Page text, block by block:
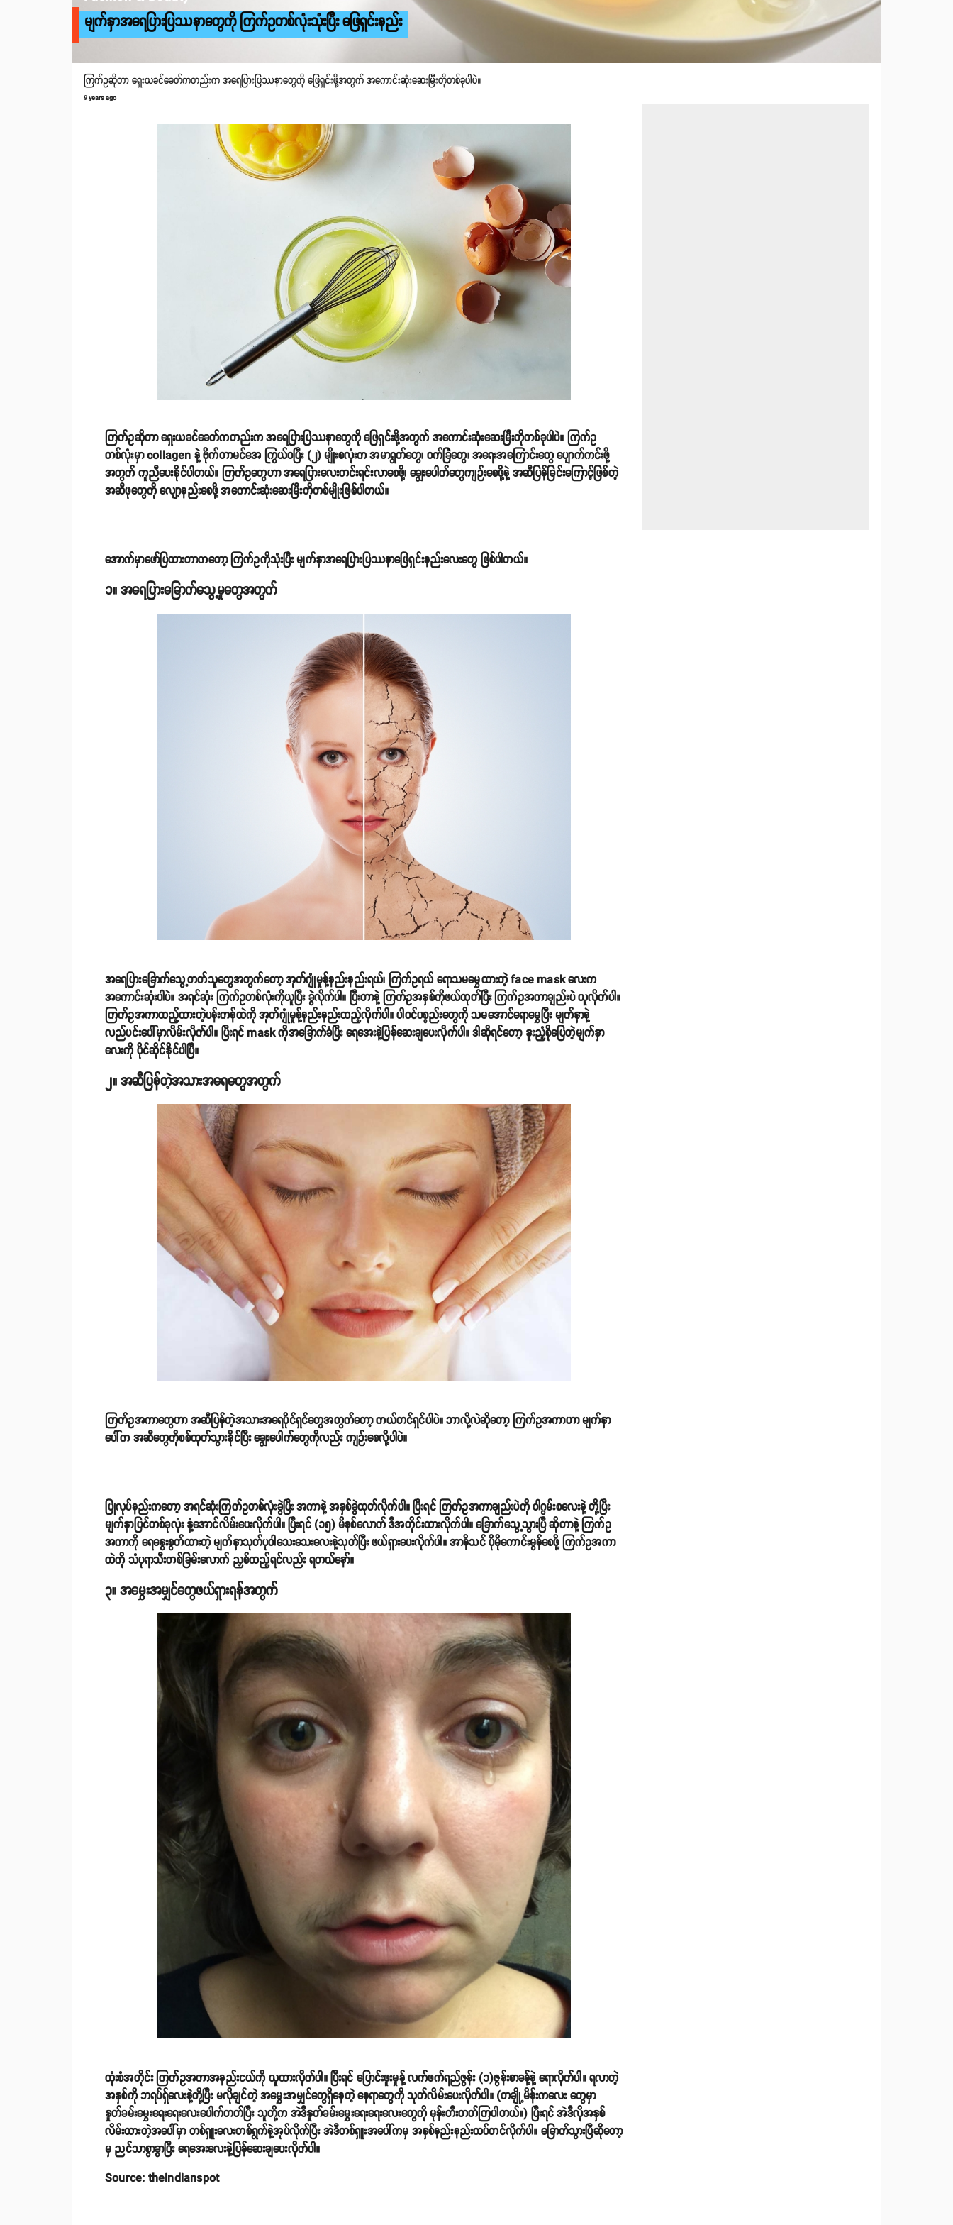
မျက်နှာအရေပြားပြဿနာတွေကို ကြက်ဥတစ်လုံးသုံးပြီး ဖြေရှင်းနည်း
ကြက်ဥဆိုတာ ရှေးယခင်ခေတ်ကတည်းက အရေပြားပြဿနာတွေကို ဖြေရှင်းဖို့အတွက် အကောင်းဆုံးဆေးမြီးတိုတစ်ခုပါပဲ။
9 years ago
ကြက်ဥဆိုတာ ရှေးယခင်ခေတ်ကတည်းက အရေပြားပြဿနာတွေကို ဖြေရှင်းဖို့အတွက် အကောင်းဆုံးဆေးမြီးတိုတစ်ခုပါပဲ။ ကြက်ဥ
တစ်လုံးမှာ collagen နဲ့ ဗိုက်တာမင်အေ ကြွယ်ဝပြီး (၂) မျိုးစလုံးက အမာရွတ်တွေ၊ ဝက်ခြံတွေ၊ အရေးအကြောင်းတွေ ပျောက်ကင်းဖို့
အတွက် ကူညီပေးနိုင်ပါတယ်။ ကြက်ဥတွေဟာ အရေပြားလေးတင်းရင်းလာစေဖို့၊ ချွေးပေါက်တွေကျဉ်းစေဖို့နဲ့ အဆီပြန်ခြင်းကြောင့်ဖြစ်တဲ့
အဆီဖုတွေကို လျော့နည်းစေဖို့ အကောင်းဆုံးဆေးမြီးတိုတစ်မျိုးဖြစ်ပါတယ်။
အောက်မှာဖော်ပြထားတာကတော့ ကြက်ဥကိုသုံးပြီး မျက်နှာအရေပြားပြဿနာဖြေရှင်းနည်းလေးတွေ ဖြစ်ပါတယ်။
၁။ အရေပြားခြောက်သွေ့မှုတွေအတွက်
အရေပြားခြောက်သွေ့တတ်သူတွေအတွက်တော့ အုတ်ဂျုံမှုန့်နည်းနည်းရယ်၊ ကြက်ဥရယ် ရောသမမွှေထားတဲ့ face mask လေးက
အကောင်းဆုံးပါပဲ။ အရင်ဆုံး ကြက်ဥတစ်လုံးကိုယူပြီး ခွဲလိုက်ပါ။ ပြီးတာနဲ့ ကြက်ဥအနှစ်ကိုဖယ်ထုတ်ပြီး ကြက်ဥအကာချည်းပဲ ယူလိုက်ပါ။
ကြက်ဥအကာထည့်ထားတဲ့ပန်းကန်ထဲကို အုတ်ဂျုံမှုန့်နည်းနည်းထည့်လိုက်ပါ။ ပါဝင်ပစ္စည်းတွေကို သမအောင်ရောမွှေပြီး မျက်နှာနဲ့
လည်ပင်းပေါ်မှာလိမ်းလိုက်ပါ။ ပြီးရင် mask ကိုအခြောက်ခံပြီး ရေအေးနဲ့ပြန်ဆေးချပေးလိုက်ပါ။ ဒါဆိုရင်တော့ နူးညံ့စိုပြေတဲ့မျက်နှာ
လေးကို ပိုင်ဆိုင်နိုင်ပါပြီ။
၂။ အဆီပြန်တဲ့အသားအရေတွေအတွက်
ကြက်ဥအကာတွေဟာ အဆီပြန်တဲ့အသားအရေပိုင်ရှင်တွေအတွက်တော့ ကယ်တင်ရှင်ပါပဲ။ ဘာလို့လဲဆိုတော့ ကြက်ဥအကာဟာ မျက်နှာ
ပေါ်က အဆီတွေကိုစစ်ထုတ်သွားနိုင်ပြီး ချွေးပေါက်တွေကိုလည်း ကျဉ်းစေလို့ပါပဲ။
ပြုလုပ်နည်းကတော့ အရင်ဆုံးကြက်ဥတစ်လုံးခွဲပြီး အကာနဲ့ အနှစ်ခွဲထုတ်လိုက်ပါ။ ပြီးရင် ကြက်ဥအကာချည်းပဲကို ဝါဂွမ်းစလေးနဲ့ တို့ပြီး
မျက်နှာပြင်တစ်ခုလုံး နှံ့အောင်လိမ်းပေးလိုက်ပါ။ ပြီးရင် (၁၅) မိနစ်လောက် ဒီအတိုင်းထားလိုက်ပါ။ ခြောက်သွေ့သွားပြီ ဆိုတာနဲ့ ကြက်ဥ
အကာကို ရေနွေးစွတ်ထားတဲ့ မျက်နှာသုတ်ပုဝါသေးသေးလေးနဲ့သုတ်ပြီး ဖယ်ရှားပေးလိုက်ပါ။ အာနိသင် ပိုမိုကောင်းမွန်စေဖို့ ကြက်ဥအကာ
ထဲကို သံပုရာသီးတစ်ခြမ်းလောက် ညှစ်ထည့်ရင်လည်း ရတယ်နော်။
၃။ အမွှေးအမျှင်တွေဖယ်ရှားရန်အတွက်
ထုံးစံအတိုင်း ကြက်ဥအကာအနည်းငယ်ကို ယူထားလိုက်ပါ။ ပြီးရင် ပြောင်းဖူးမှုန့် လက်ဖက်ရည်ဇွန်း (၁)ဇွန်းစာခန့်နဲ့ ရောလိုက်ပါ။ ရလာတဲ့
အနှစ်ကို ဘရပ်ရှ်လေးနဲ့တို့ပြီး မလိုချင်တဲ့ အမွှေးအမျှင်တွေရှိနေတဲ့ နေရာတွေကို သုတ်လိမ်းပေးလိုက်ပါ။ (တချို့မိန်းကလေး တွေမှာ
နှုတ်ခမ်းမွှေးရေးရေးလေးပေါက်တတ်ပြီး သူတို့က အဲဒီနှုတ်ခမ်းမွှေးရေးရေးလေးတွေကို မုန်းတီးတတ်ကြပါတယ်။) ပြီးရင် အဲဒီလိုအနှစ်
လိမ်းထားတဲ့အပေါ်မှာ တစ်ရှူးလေးတစ်ရွက်နဲ့အုပ်လိုက်ပြီး အဲဒီတစ်ရှူးအပေါ်ကမှ အနှစ်နည်းနည်းထပ်တင်လိုက်ပါ။ ခြောက်သွားပြီဆိုတော့
မှ ညင်သာစွာခွာပြီး ရေအေးလေးနဲ့ပြန်ဆေးချပေးလိုက်ပါ။
Source: theindianspot